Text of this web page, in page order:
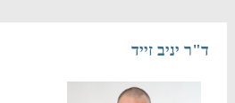
ד"ר יניב זייד